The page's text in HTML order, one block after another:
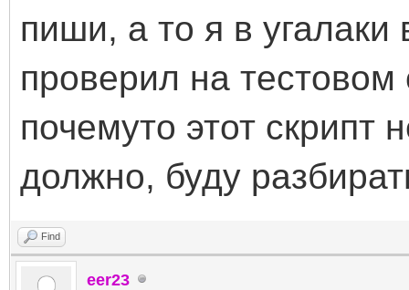
пиши, а то я в
проверил на
почемуто этот скрипт
должно, буду
Find
eer23